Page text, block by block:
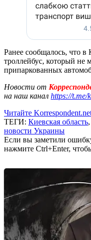
Ранее сообщалось, что
троллейбус, который не
припаркованных
Новости от
на наш канал https://t.me/
Читайте
ТЕГИ: Киевская область,
новости Украины
Если вы заметили
нажмите Ctrl+Enter,